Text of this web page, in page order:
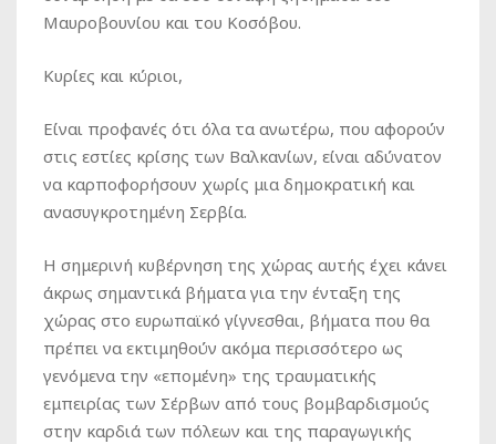
Μαυροβουνίου και του Κοσόβου.
Κυρίες και κύριοι,
Είναι προφανές ότι όλα τα ανωτέρω, που αφορούν
στις εστίες κρίσης των Βαλκανίων, είναι αδύνατον
να καρποφορήσουν χωρίς μια δημοκρατική και
ανασυγκροτημένη Σερβία.
Η σημερινή κυβέρνηση της χώρας αυτής έχει κάνει
άκρως σημαντικά βήματα για την ένταξη της
χώρας στο ευρωπαϊκό γίγνεσθαι, βήματα που θα
πρέπει να εκτιμηθούν ακόμα περισσότερο ως
γενόμενα την «επομένη» της τραυματικής
εμπειρίας των Σέρβων από τους βομβαρδισμούς
στην καρδιά των πόλεων και της παραγωγικής